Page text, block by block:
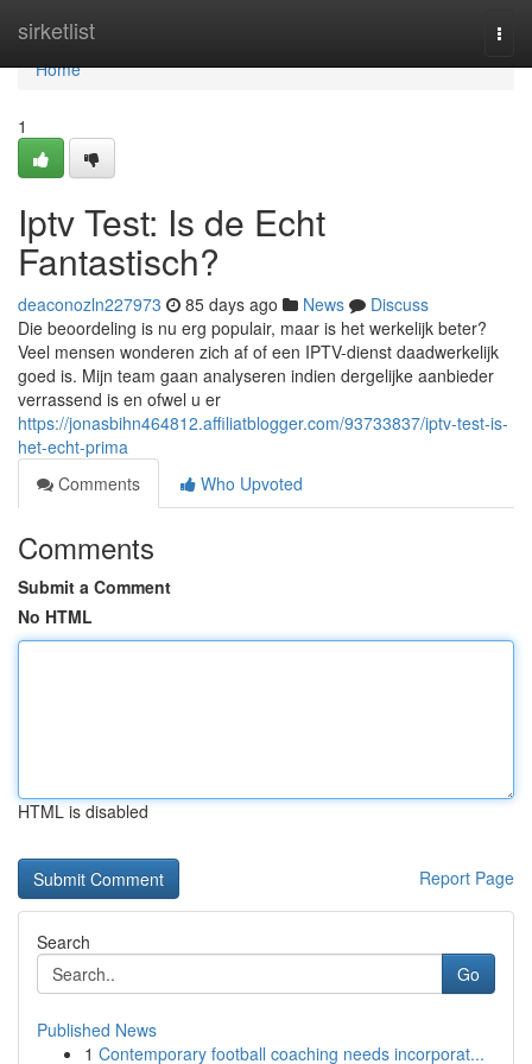
sirketlist
Home
Home
1
Iptv Test: Is de Echt
Fantastisch?
deaconozln227973 85 days ago News
Discuss
Die beoordeling is nu erg populair, maar is het werkelijk beter?
Veel mensen wonderen zich af of een IPTV-dienst daadwerkelijk
goed is. Mijn team gaan analyseren indien dergelijke aanbieder
verrassend is en ofwel u er
https://jonasbihn464812.affiliatblogger.com/93733837/iptv-test-is-
het-echt-prima
Comments
Who Upvoted
Comments
Submit a Comment
No HTML
HTML is disabled
Report Page
Search
Go
Published News
1 Contemporary football coaching needs incorporat...